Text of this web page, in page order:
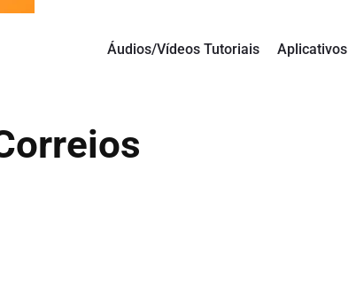
Áudios/Vídeos Tutoriais Aplicativos